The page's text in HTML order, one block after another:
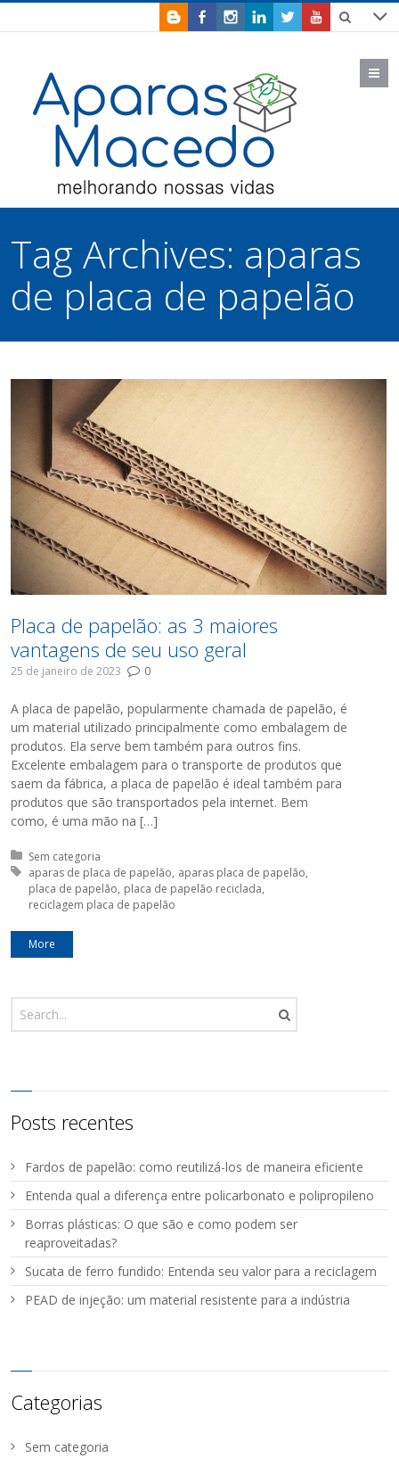
Tag Archives: aparas
de placa de papelão
Placa de papelão: as 3 maiores
vantagens de seu uso geral
25 de janeiro de 2023 0
A placa de papelão, popularmente chamada de papelão, é
um material utilizado principalmente como embalagem de
produtos. Ela serve bem também para outros fins.
Excelente embalagem para o transporte de produtos que
saem da fábrica, a placa de papelão é ideal também para
produtos que são transportados pela internet. Bem
como, é uma mão na […]
Posted in:
Sem categoria
Tagged with:
aparas de placa de papelão aparas placa de papelão
placa de papelão placa de papelão reciclada
reciclagem placa de papelão
More
Posts recentes
Fardos de papelão: como reutilizá-los de maneira eficiente
Entenda qual a diferença entre policarbonato e polipropileno
Borras plásticas: O que são e como podem ser
reaproveitadas?
Sucata de ferro fundido: Entenda seu valor para a reciclagem
PEAD de injeção: um material resistente para a indústria
Categorias
Sem categoria